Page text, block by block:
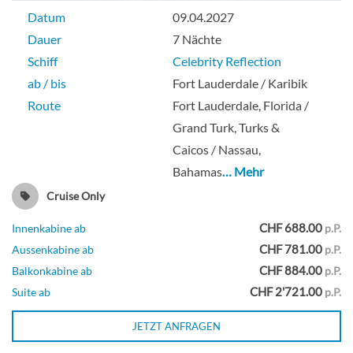
Royal Suite-[RS]
Penthouse Deck
Suite
Sky Suite-[S1]
Deck 12
Suite
Datum
09.04.2027
Dauer
7 Nächte
Schiff
Celebrity Reflection
ab / bis
Fort Lauderdale / Karibik
Route
Fort Lauderdale, Florida /
Grand Turk, Turks &
Caicos / Nassau,
Bahamas… Mehr
Cruise Only
Innenkabine ab CHF 688.00 p.P.
Aussenkabine ab
CHF 781.00 p.P.
Balkonkabine ab
CHF 884.00 p.P.
Suite ab
CHF 2'721.00 p.P.
JETZT ANFRAGEN